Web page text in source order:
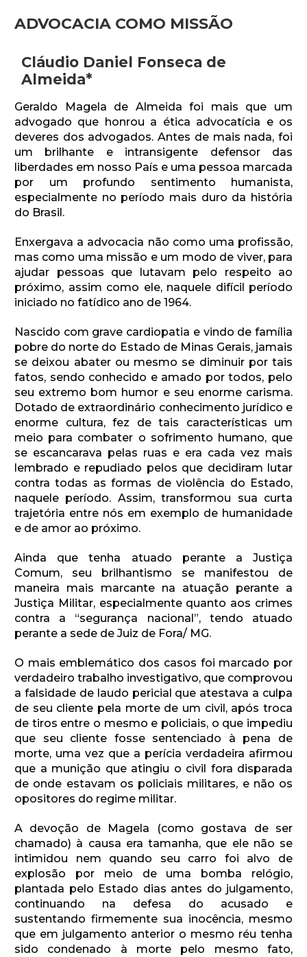
ADVOCACIA COMO MISSÃO
Cláudio Daniel Fonseca de
Almeida*
Geraldo Magela de Almeida foi mais que um
advogado que honrou a ética advocatícia e os
deveres dos advogados. Antes de mais nada, foi
um brilhante e intransigente defensor das
liberdades em nosso País e uma pessoa marcada
por um profundo sentimento humanista,
especialmente no período mais duro da história
do Brasil.
Enxergava a advocacia não como uma profissão,
mas como uma missão e um modo de viver, para
ajudar pessoas que lutavam pelo respeito ao
próximo, assim como ele, naquele difícil período
iniciado no fatídico ano de 1964.
Nascido com grave cardiopatia e vindo de família
pobre do norte do Estado de Minas Gerais, jamais
se deixou abater ou mesmo se diminuir por tais
fatos, sendo conhecido e amado por todos, pelo
seu extremo bom humor e seu enorme carisma.
Dotado de extraordinário conhecimento jurídico e
enorme cultura, fez de tais características um
meio para combater o sofrimento humano, que
se escancarava pelas ruas e era cada vez mais
lembrado e repudiado pelos que decidiram lutar
contra todas as formas de violência do Estado,
naquele período. Assim, transformou sua curta
trajetória entre nós em exemplo de humanidade
e de amor ao próximo.
Ainda que tenha atuado perante a Justiça
Comum, seu brilhantismo se manifestou de
maneira mais marcante na atuação perante a
Justiça Militar, especialmente quanto aos crimes
contra a “segurança nacional”, tendo atuado
perante a sede de Juiz de Fora/ MG.
O mais emblemático dos casos foi marcado por
verdadeiro trabalho investigativo, que comprovou
a falsidade de laudo pericial que atestava a culpa
de seu cliente pela morte de um civil, após troca
de tiros entre o mesmo e policiais, o que impediu
que seu cliente fosse sentenciado à pena de
morte, uma vez que a perícia verdadeira afirmou
que a munição que atingiu o civil fora disparada
de onde estavam os policiais militares, e não os
opositores do regime militar.
A devoção de Magela (como gostava de ser
chamado) à causa era tamanha, que ele não se
intimidou nem quando seu carro foi alvo de
explosão por meio de uma bomba relógio,
plantada pelo Estado dias antes do julgamento,
continuando na defesa do acusado e
sustentando firmemente sua inocência, mesmo
que em julgamento anterior o mesmo réu tenha
sido condenado à morte pelo mesmo fato,